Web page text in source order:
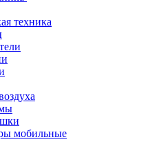
техника
мобильные